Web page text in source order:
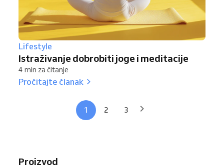
Lifestyle
Istraživanje dobrobiti joge i meditacije
4 min za čitanje
Pročitajte članak
1 2 3
Proizvod